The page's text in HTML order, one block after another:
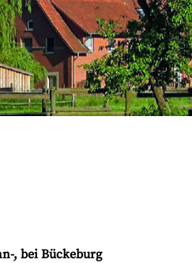
, bei Bückeburg